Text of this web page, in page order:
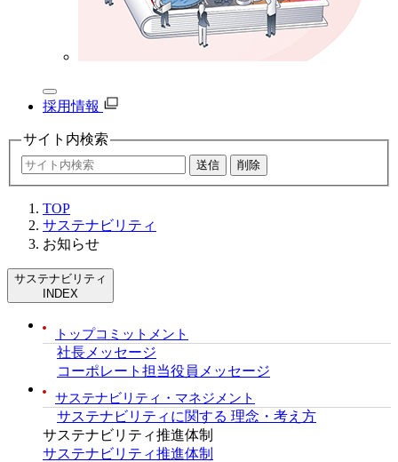
採用情報
サイト内検索
TOP
サステナビリティ
お知らせ
サステナビリティ
INDEX
トップコミットメント
社長メッセージ
コーポレート担当役員メッセージ
サステナビリティ・マネジメント
サステナビリティに関する 理念・考え方
サステナビリティ推進体制
サステナビリティ推進体制